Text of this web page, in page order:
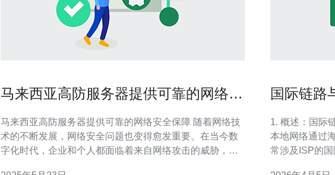
马来西亚高防服务器提供可靠的网络安
马来西亚高防服务器提供可靠的网络安全保障 随着网络技
术的不断发展，网络安全问题也变得愈发重要。在当今数
字化时代，企业和个人都面临着来自网络攻击的威胁，因
国际链路
1. 概述：国际
本地网络通过
常涉及ISP的